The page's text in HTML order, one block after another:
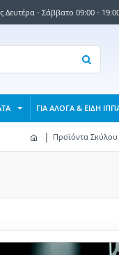
Δευτέρα - Σάββατο 09:00 -
ΓΙΑ ΑΛΟΓΑ & ΕΙΔΗ
Προϊόντα Σκύλου